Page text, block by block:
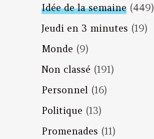
Idée de la semaine(449)
Jeudi en 3 minutes (19)
Monde (9)
Non classé (191)
Personnel (16)
Politique (13)
Promenades (11)